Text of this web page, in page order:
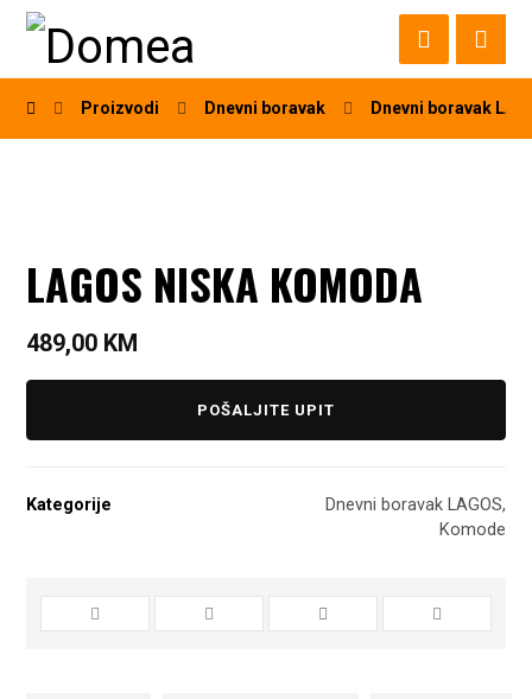
Proizvodi Dnevni boravak Dnevni boravak
LAGOS NISKA KOMODA
489,00 KM
POŠALJITE UPIT
Kategorije Dnevni boravak LAGOS,
Komode